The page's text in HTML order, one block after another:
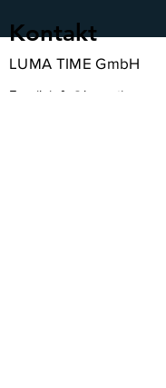
Kontakt
LUMA TIME GmbH
Email: info@luma-time.com